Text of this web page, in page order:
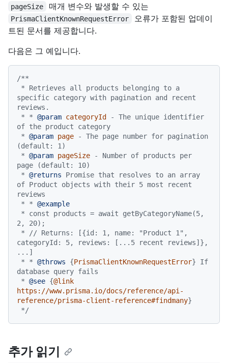
pageSize 매개 변수와 발생할 수 있는
PrismaClientKnownRequestError
오류가 포함된 업데이
트된 문서를 제공합니다.
다음은 그 예입니다.
/**
specific category with pagination and recent
reviews.
* * @param categoryId - The unique identifier
of the product category
* @param page - The page number for pagination
(default: 1)
* @param pageSize - Number of products per
page (default: 10)
* @returns Promise that resolves to an array
of Product objects with their 5 most recent
reviews
* * @example
2, 20);
categoryId: 5, reviews: [...5 recent reviews]},
...]
* * @throws {PrismaClientKnownRequestError} If
database query fails
* @see {@link
https://www.prisma.io/docs/reference/api-
reference/prisma-client-reference#findmany}
*/
추가 읽기